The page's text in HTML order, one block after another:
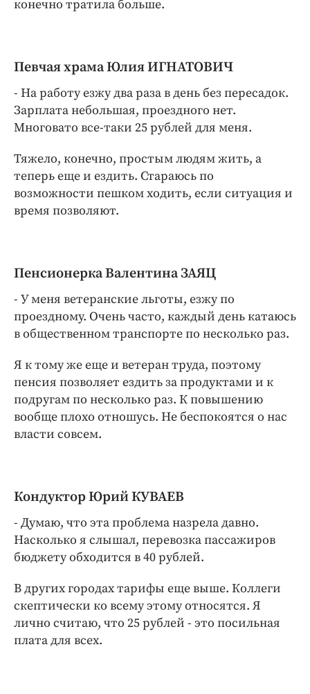
конечно тратила больше.
Певчая храма Юлия ИГНАТОВИЧ
- На работу езжу два раза в день без пересадок.
Зарплата небольшая, проездного нет.
Многовато все-таки 25 рублей для меня.
Тяжело, конечно, простым людям жить, а
теперь еще и ездить. Стараюсь по
возможности пешком ходить, если ситуация и
время позволяют.
ПенсионеркаВалентина ЗАЯЦ
- У меня ветеранские льготы, езжу по
проездному. Очень часто, каждый день катаюсь
в общественном транспорте по несколько раз.
Я к тому же еще и ветеран труда, поэтому
пенсия позволяет ездить за продуктами и к
подругам по несколько раз. К повышению
вообще плохо отношусь. Не беспокоятся о нас
власти совсем.
Кондуктор Юрий КУВАЕВ
- Думаю, что эта проблема назрела давно.
Насколько я слышал, перевозка пассажиров
бюджету обходится в 40 рублей.
В других городах тарифы еще выше. Коллеги
скептически ко всему этому относятся. Я
лично считаю, что 25 рублей - это посильная
плата для всех.